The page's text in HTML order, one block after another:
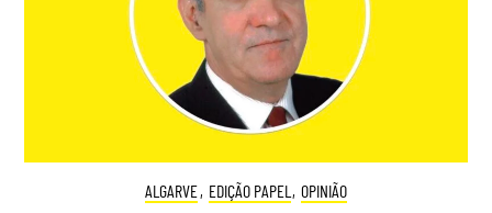
ALGARVE, EDIÇÃO PAPEL , OPINIÃO